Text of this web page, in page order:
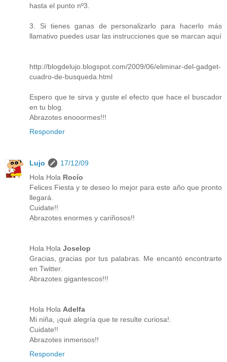
hasta el punto nº3.
3. Si tienes ganas de personalizarlo para hacerlo más
llamativo puedes usar las instrucciones que se marcan aquí
http://blogdelujo.blogspot.com/2009/06/eliminar-del-gadget-
cuadro-de-busqueda.html
Espero que te sirva y guste el efecto que hace el buscador
en tu blog.
Abrazotes enooormes!!!
Responder
Lujo
17/12/09
Hola Hola Rocío
Felices Fiesta y te deseo lo mejor para este año que pronto
llegará.
Cuidate!!
Abrazotes enormes y cariñosos!!
Hola Hola Joselop
Gracias, gracias por tus palabras. Me encantó encontrarte
en Twitter.
Abrazotes gigantescos!!!
Hola Hola Adelfa
Mi niña, ¡qué alegría que te resulte curiosa!.
Cuidate!!
Abrazotes inmensos!!
Responder